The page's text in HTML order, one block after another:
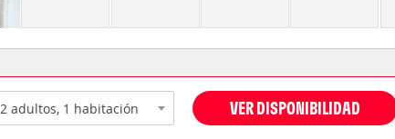
VER DISPONIBILIDAD